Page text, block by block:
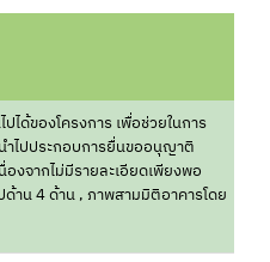
ได้ของโครงการ เพื่อช่วยในการ
ำไปประกอบการยื่นขออนุญาติ
งจากไม่มีรายละเอียดเพียงพอ
าน 4 ด้าน , ภาพสามมิติอาคารโดย